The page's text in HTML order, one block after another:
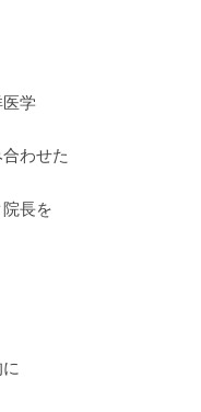
学
わせた
長を